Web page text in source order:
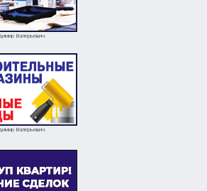
Валерьевич
Валерьевич